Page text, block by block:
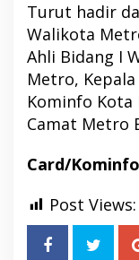
Turut hadir
Walikota
Ahli Bidang I
Metro,
Kominfo Kota
Camat Metro
Card/Kominfo
Post Views: